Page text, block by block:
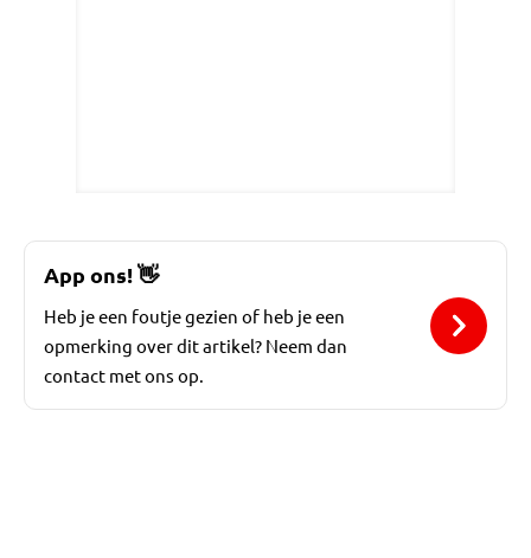
App ons!👋
Heb je een foutje gezien of heb je een
opmerking over dit artikel? Neem dan
contact met ons op.